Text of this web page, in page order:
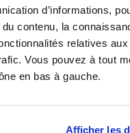
d’informations,
contenu, la
relatives
Vous pouvez à tout
en bas à gauche.
Afficher les
2026, les
à l’électricité